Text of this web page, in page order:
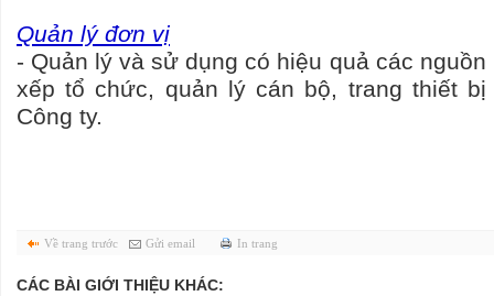
Quản lý đơn vị
- Quản lý và sử dụng có hiệu quả các
xếp tổ chức, quản lý cán bộ, trang thiết
Công ty.
Về trang trước Gửi email In trang
CÁC BÀI GIỚI THIỆU KHÁC: